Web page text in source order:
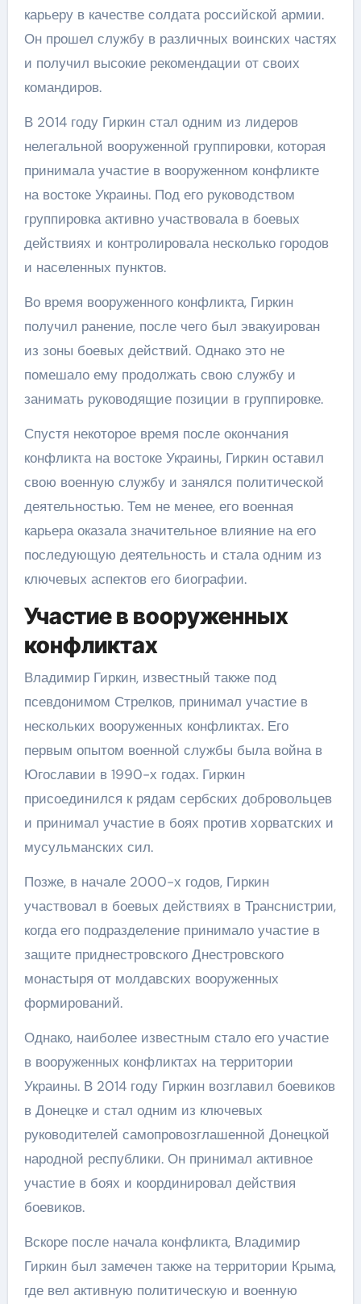
карьеру в качестве солдата российской армии.
Он прошел службу в различных воинских частях
и получил высокие рекомендации от своих
командиров.
В 2014 году Гиркин стал одним из лидеров
нелегальной вооруженной группировки, которая
принимала участие в вооруженном конфликте
на востоке Украины. Под его руководством
группировка активно участвовала в боевых
действиях и контролировала несколько городов
и населенных пунктов.
Во время вооруженного конфликта, Гиркин
получил ранение, после чего был эвакуирован
из зоны боевых действий. Однако это не
помешало ему продолжать свою службу и
занимать руководящие позиции в группировке.
Спустя некоторое время после окончания
конфликта на востоке Украины, Гиркин оставил
свою военную службу и занялся политической
деятельностью. Тем не менее, его военная
карьера оказала значительное влияние на его
последующую деятельность и стала одним из
ключевых аспектов его биографии.
Участие в вооруженных
конфликтах
Владимир Гиркин, известный также под
псевдонимом Стрелков, принимал участие в
нескольких вооруженных конфликтах. Его
первым опытом военной службы была война в
Югославии в 1990-х годах. Гиркин
присоединился к рядам сербских добровольцев
и принимал участие в боях против хорватских и
мусульманских сил.
Позже, в начале 2000-х годов, Гиркин
участвовал в боевых действиях в Транснистрии,
когда его подразделение принимало участие в
защите приднестровского Днестровского
монастыря от молдавских вооруженных
формирований.
Однако, наиболее известным стало его участие
в вооруженных конфликтах на территории
Украины. В 2014 году Гиркин возглавил боевиков
в Донецке и стал одним из ключевых
руководителей самопровозглашенной Донецкой
народной республики. Он принимал активное
участие в боях и координировал действия
боевиков.
Вскоре после начала конфликта, Владимир
Гиркин был замечен также на территории Крыма,
где вел активную политическую и военную